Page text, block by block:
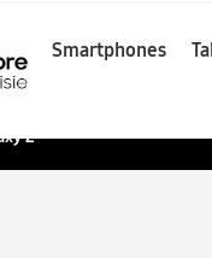
Smartphones
Z